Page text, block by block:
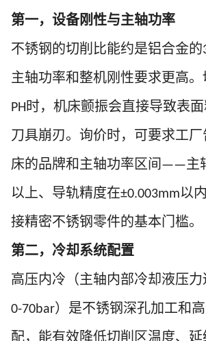
第一，设备刚性与主轴功率
不锈钢的切削比能约是铝合金的
主轴功率和整机刚性要求更高。
PH 时，机床颤振会直接导致表
刀具崩刃。询价时，可要求工
床的品牌和主轴功率区间 ——主
以上、导轨精度在±0.003mm以
接精密不锈钢零件的基本门槛。
第二，冷却系统配置
高压内冷（主轴内部冷却液压力
0-70bar）是不锈钢深孔加工和
配，能有效降低切削区温度、延